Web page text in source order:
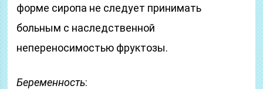
форме сиропа не следует принимать
больным с наследственной
непереносимостью фруктозы.
Беременность: